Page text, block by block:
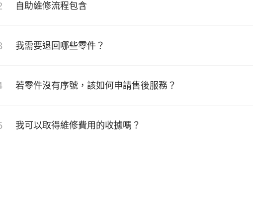
自助維修流程包含
我需要退回哪些零件？
若零件沒有序號，該如何申請售後服務？
我可以取得維修費用的收據嗎？